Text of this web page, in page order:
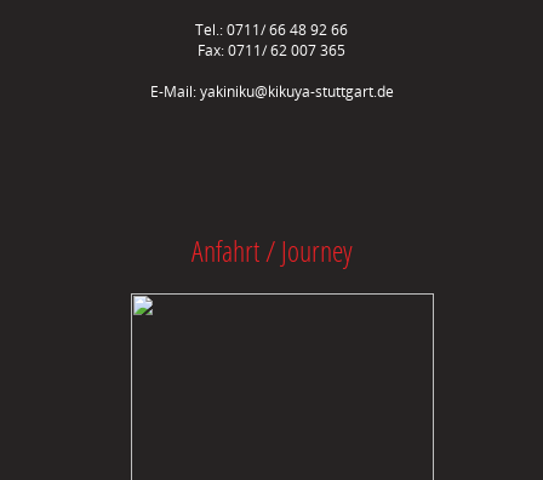
Tel.: 0711/ 66 48 92 66
Fax: 0711/ 62 007 365
E-Mail:yakiniku@kikuya-stuttgart.de
Anfahrt / Journey